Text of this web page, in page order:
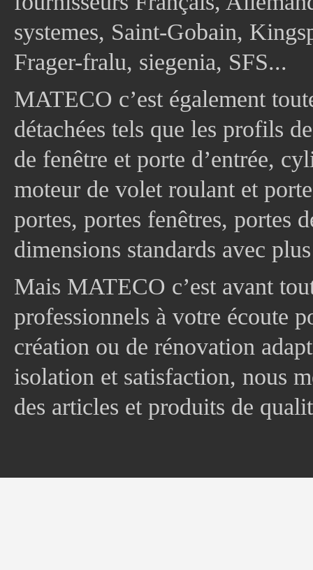
systemes, Saint-Gobain,
Frager-fralu, siegenia, SFS...
MATECO c’est également
détachées tels que les profils
de fenêtre et porte d’entrée,
moteur de volet roulant et
portes, portes fenêtres, portes
dimensions standards avec
Mais MATECO c’est avant
professionnels à votre écoute
création ou de rénovation
isolation et satisfaction, nous
des articles et produits de